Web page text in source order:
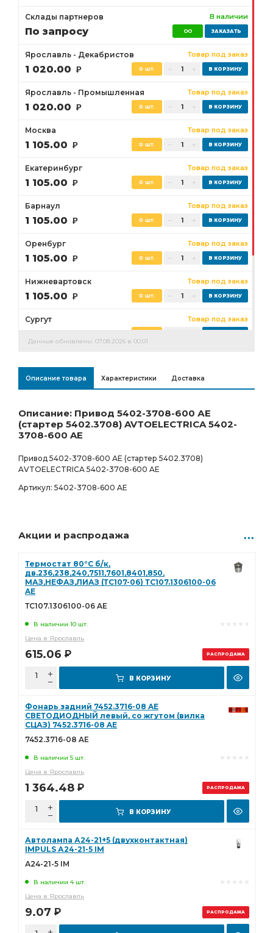
Склады партнеров В наличии
По запросу
Ярославль - Декабристов Товар под заказ
1 020.00 Р 0 шт.
Ярославль - Промышленная Товар под заказ
1 020.00 Р 0 шт.
Москва Товар под заказ
1 105.00 Р 0 шт.
Екатеринбург Товар под заказ
1 105.00 Р 0 шт.
Барнаул Товар под заказ
1 105.00 Р 0 шт.
Оренбург Товар под заказ
1 105.00 Р 0 шт.
Нижневартовск Товар под заказ
1 105.00 Р 0 шт.
Сургут Товар под заказ
1 105.00 Р
Данные обновлены: 07.08.2026 в 00:01
Описание товара Характеристики Доставка
Описание: Привод 5402-3708-600 АЕ
(стартер 5402.3708) AVTOELECTRICA 5402-
3708-600 AE
Привод 5402-3708-600 АЕ (стартер 5402.3708)
AVTOELECTRICA 5402-3708-600 AE
Артикул: 5402-3708-600 AE
Акции и распродажа
РАСПРОДАЖА
Термостат 80°С б/к,
дв.236,238,240,7511,7601,8401,850,
МАЗ,НЕФАЗ,ЛИАЗ (ТС107-06) ТС107.1306100-06
AE
ТС107.1306100-06 AE
В наличии 10 шт.
Цена в Ярославль
615.06 Р
В КОРЗИНУ
РАСПРОДАЖА
Фонарь задний 7452.3716-08 AE
СВЕТОДИОДНЫЙ левый, со жгутом (вилка
СЦАЗ) 7452.3716-08 AE
7452.3716-08 AE
В наличии 5 шт.
Цена в Ярославль
1 364.48 Р
В КОРЗИНУ
РАСПРОДАЖА
Автолампа А24-21+5 (двухконтактная)
IMPULS А24-21-5 IM
А24-21-5 IM
В наличии 4 шт.
Цена в Ярославль
9.07 Р